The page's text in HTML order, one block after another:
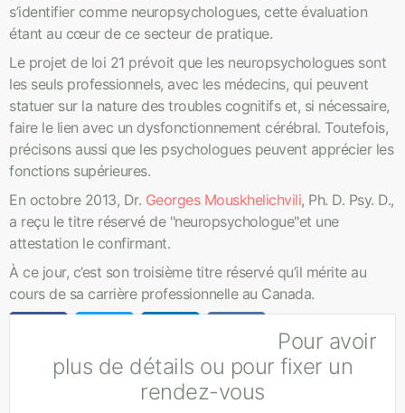
s’identifier comme neuropsychologues, cette évaluation
étant au cœur de ce secteur de pratique.
Le projet de loi 21 prévoit que les neuropsychologues sont
les seuls professionnels, avec les médecins, qui peuvent
statuer sur la nature des troubles cognitifs et, si nécessaire,
faire le lien avec un dysfonctionnement cérébral. Toutefois,
précisons aussi que les psychologues peuvent apprécier les
fonctions supérieures.
En octobre 2013, Dr. Georges Mouskhelichvili, Ph. D. Psy. D.,
a reçu le titre réservé de "neuropsychologue"et une
attestation le confirmant.
À ce jour, c’est son troisième titre réservé qu’il mérite au
cours de sa carrière professionnelle au Canada.
Pour avoir
plus de détails ou pour fixer un
rendez-vous